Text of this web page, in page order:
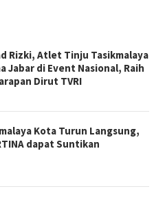
Rizki, Atlet Tinju Tasikmalaya
Jabar di Event Nasional, Raih
Dirut TVRI
Kota Turun Langsung,
dapat Suntikan